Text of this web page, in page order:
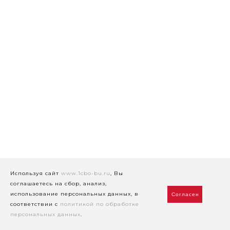
Используя сайт www.1cbo-bu.ru, Вы
соглашаетесь на сбор, анализ,
использование персональных данных, в
соответствии с политикой по обработке
персональных данных.
Согласен